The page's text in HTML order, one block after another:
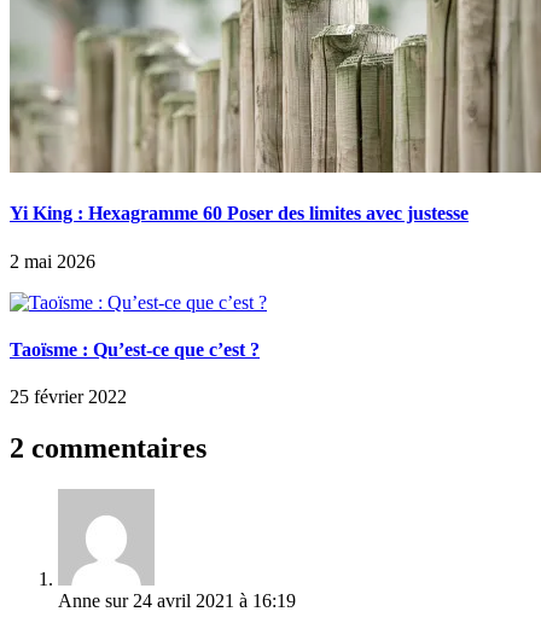
Yi King : Hexagramme 60 Poser des limites avec justesse
2 mai 2026
Taoïsme : Qu’est-ce que c’est ?
25 février 2022
2 commentaires
Anne sur 24 avril 2021 à 16:19